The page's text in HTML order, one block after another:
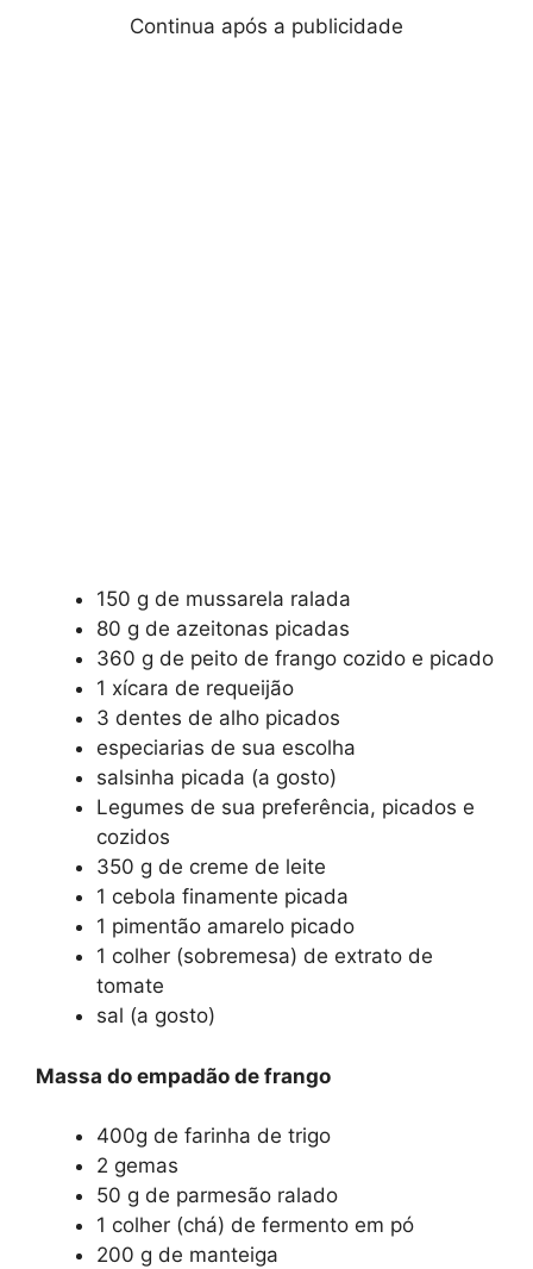
Continua após a publicidade
150 g de mussarela ralada
80 g de azeitonas picadas
360 g de peito de frango cozido e picado
1 xícara de requeijão
3 dentes de alho picados
especiarias de sua escolha
salsinha picada (a gosto)
Legumes de sua preferência, picados e
cozidos
350 g de creme de leite
1 cebola finamente picada
1 pimentão amarelo picado
1 colher (sobremesa) de extrato de
tomate
sal (a gosto)
Massa do empadão de frango
400g de farinha de trigo
2 gemas
50 g de parmesão ralado
1 colher (chá) de fermento em pó
200 g de manteiga